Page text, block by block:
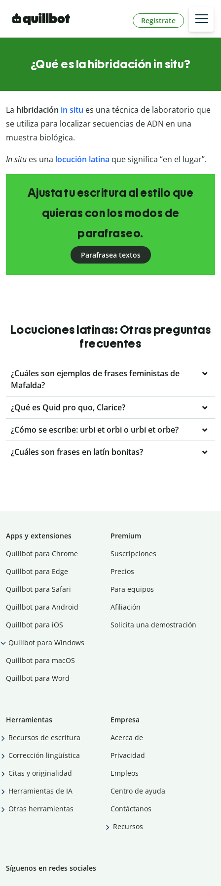
Regístrate
¿Qué es la hibridación in situ?
La hibridación in situ es una técnica de laboratorio que
se utiliza para localizar secuencias de ADN en una
muestra biológica.
In situ es una locución latina que significa “en el lugar”.
Ajusta tu escritura al estilo que
quieras con los modos de
parafraseo.
Parafrasea textos
Locuciones latinas: Otras preguntas
frecuentes
¿Cuáles son ejemplos de frases feministas de
Mafalda?
¿Qué es Quid pro quo, Clarice?
¿Cómo se escribe: urbi et orbi o urbi et orbe?
¿Cuáles son frases en latín bonitas?
Apps y extensiones
Quillbot para Chrome
Quillbot para Edge
Quillbot para Safari
Quillbot para Android
Quillbot para iOS
Quillbot para Windows
Quillbot para macOS
Quillbot para Word
Premium
Suscripciones
Precios
Para equipos
Afiliación
Solicita una demostración
Herramientas
Recursos de escritura
Corrección lingüística
Citas y originalidad
Herramientas de IA
Otras herramientas
Empresa
Acerca de
Privacidad
Empleos
Centro de ayuda
Contáctanos
Recursos
Síguenos en redes sociales